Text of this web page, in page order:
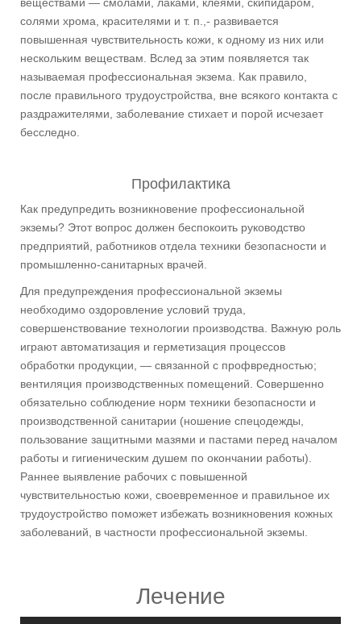
солями хрома, красителями и т. п.,- развивается
повышенная чувствительность кожи, к одному из них или
нескольким веществам. Вслед за этим появляется так
называемая профессиональная экзема. Как правило,
после правильного трудоустройства, вне всякого контакта с
раздражителями, заболевание стихает и порой исчезает
бесследно.
Профилактика
Как предупредить возникновение профессиональной
экземы? Этот вопрос должен беспокоить руководство
предприятий, работников отдела техники безопасности и
промышленно-санитарных врачей.
Для предупреждения профессиональной экземы
необходимо оздоровление условий труда,
совершенствование технологии производства. Важную роль
играют автоматизация и герметизация процессов
обработки продукции, — связанной с профвредностью;
вентиляция производственных помещений. Совершенно
обязательно соблюдение норм техники безопасности и
производственной санитарии (ношение спецодежды,
пользование защитными мазями и пастами перед началом
работы и гигиеническим душем по окончании работы).
Раннее выявление рабочих с повышенной
чувствительностью кожи, своевременное и правильное их
трудоустройство поможет избежать возникновения кожных
заболеваний, в частности профессиональной экземы.
Лечение